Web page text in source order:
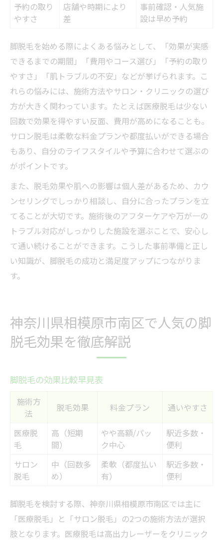
予約の取り
やすさ
店舗や時期により
差
事前確認・人気施
設は早め予約
脚脱毛を始める際によくある悩みとして、「効果が実感
できるまでの期間」「費用やコース選び」「予約の取り
やすさ」「肌トラブルの不安」などが挙げられます。こ
れらの悩みには、施術方法やサロン・クリニックの選び
方が大きく関わっています。たとえば医療脱毛は少ない
回数で効果を得やすい反面、費用が高めになることも。
サロン脱毛は柔軟な料金プランや都度払いができる場合
もあり、自分のライフスタイルや予算に合わせて選ぶの
がポイントです。
また、脱毛効果や肌への影響は個人差があるため、カウ
ンセリングでしっかり相談し、自分に合ったプランを立
てることが大切です。施術後のアフターケアや万が一の
トラブル対応がしっかりした施設を選ぶことで、安心し
て通い続けることができます。こうした事前準備と正し
い知識が、脚脱毛の成功と満足度アップにつながりま
す。
神奈川県相模原市南区で人気の脚
脱毛効果を徹底解説
脚脱毛の効果比較早見表
施術方
法
脱毛効果 料金プラン 通いやすさ
医療脱
毛
高（短期
間）
やや高額/パッ
ク中心
駅近多数・
便利
サロン
脱毛
中（回数多
め）
柔軟（都度払い
有）
駅近多数・
便利
脚脱毛を検討する際、神奈川県相模原市南区では主に
「医療脱毛」と「サロン脱毛」の2つの施術方法が選択
肢となります。医療脱毛は高出力レーザーをクリニック